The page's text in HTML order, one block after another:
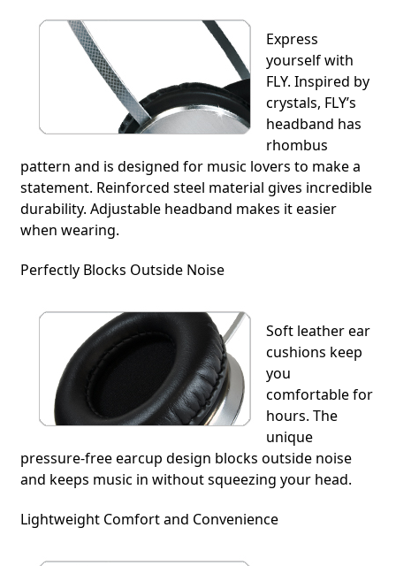
Express
yourself with
FLY. Inspired by
crystals, FLY’s
headband has
rhombus
pattern and is designed for music lovers to make a
statement. Reinforced steel material gives incredible
durability. Adjustable headband makes it easier
when wearing.
Perfectly Blocks Outside Noise
Soft leather ear
cushions keep
you
comfortable for
hours. The
unique
pressure-free earcup design blocks outside noise
and keeps music in without squeezing your head.
Lightweight Comfort and Convenience